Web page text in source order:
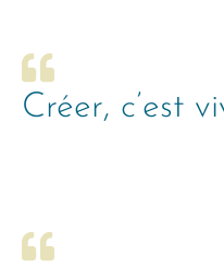
Créer, c’est